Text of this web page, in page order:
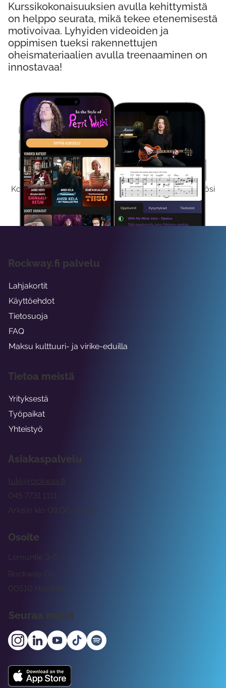
Kokeile Ilmaiseksi
Kokeilemalla ilmaiseksi saat koko sisältömme käyttöösi
viikon ajaksi.
Kurssikokonaisuuksien avulla kehittymistä
on helppo seurata, mikä tekee etenemisestä
motivoivaa. Lyhyiden videoiden ja
oppimisen tueksi rakennettujen
oheismateriaalien avulla treenaaminen on
innostavaa!
Asiakaspalvelu
tuki@rockway.fi
Arkisin klo 09:00 -15:00
045 7731 1111
Osoite
Rockway Oy
Lemuntie 3-5
00510 Helsinki
Seuraa meitä
Rockway.fi palvelu
Lahjakortit
Käyttöehdot
Tietosuoja
FAQ
Maksu kulttuuri- ja virike-eduilla
Tietoa meistä
Yrityksestä
Työpaikat
Yhteistyö